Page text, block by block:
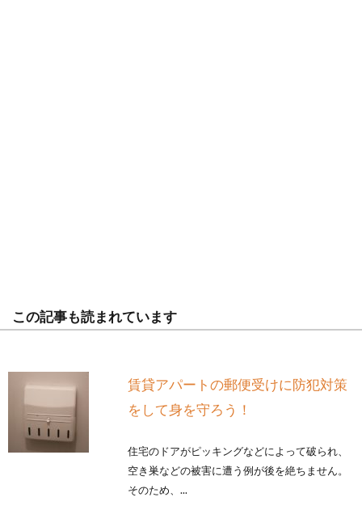
この記事も読まれています
賃貸アパートの郵便受けに防犯対策
をして身を守ろう！
住宅のドアがピッキングなどによって破られ、
空き巣などの被害に遭う例が後を絶ちません。
そのため、...